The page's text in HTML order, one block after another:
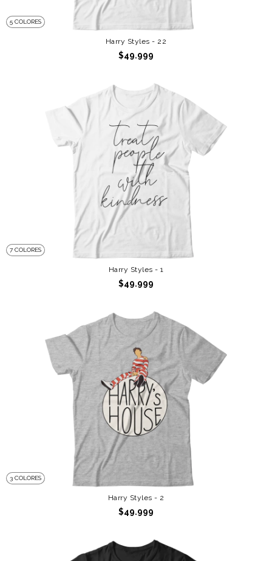
5 COLORES
Harry Styles - 22
$49.999
7 COLORES
Harry Styles - 1
$49.999
3 COLORES
Harry Styles - 2
$49.999